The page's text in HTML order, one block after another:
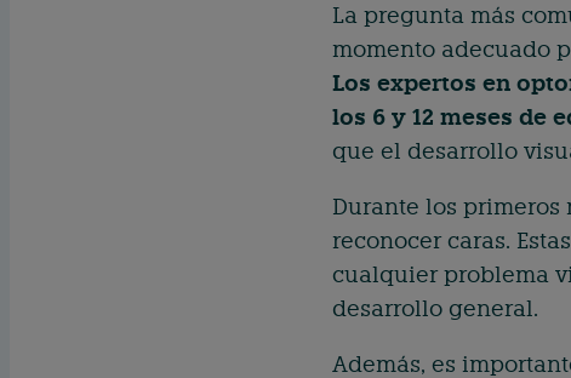
La pregunta más
momento adecuado
Los expertos en
los 6 y 12 meses de
que el desarrollo
Durante los primeros
reconocer caras.
cualquier problema
desarrollo general.
Además, es